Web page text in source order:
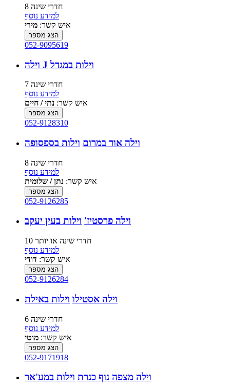
8 חדרי שינה
למידע נוסף
איש קשר: מירי
הצג מספר
052-9095619
וילה J וילות במגדל
7 חדרי שינה
למידע נוסף
איש קשר: נתי / חיים
הצג מספר
052-9128310
וילה אור במרום וילות בספסופה
8 חדרי שינה
למידע נוסף
איש קשר: נתן / שלומית
הצג מספר
052-9126285
וילה פרסטיז' וילות בעין יעקב
10 חדרי שינה או יותר
למידע נוסף
איש קשר: דודי
הצג מספר
052-9126284
וילה אסטילו וילות באילת
6 חדרי שינה
למידע נוסף
איש קשר: מוטי
הצג מספר
052-9171918
וילה מצפה נוף כנרת וילות במע'אר